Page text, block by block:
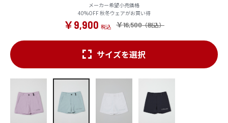
メーカー希望小売価格
40%OFF 秋冬ウェアがお買い得
￥16,500
￥9,900
サイズを選択